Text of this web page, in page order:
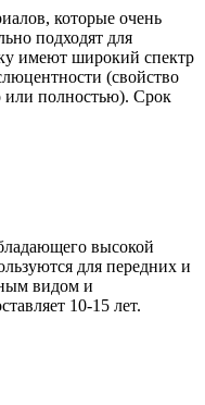
которые очень
подходят для
имеют широкий спектр
(свойство
или полностью). Срок
высокой
для передних и
видом и
10-15 лет.